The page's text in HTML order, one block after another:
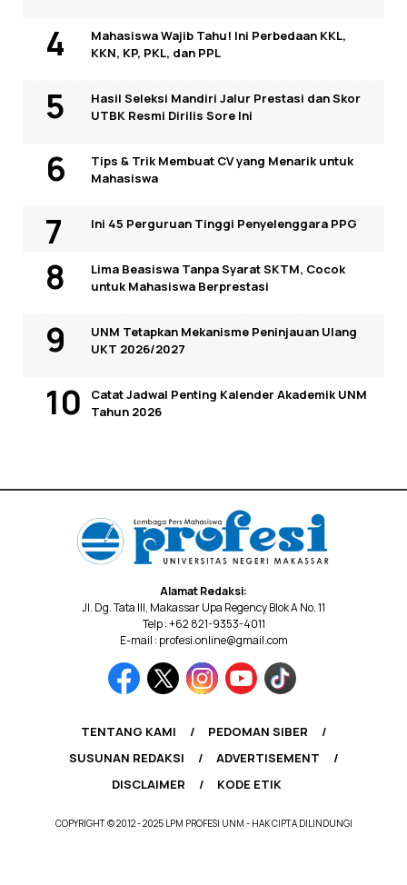
Mahasiswa Wajib Tahu! Ini Perbedaan KKL,
KKN, KP, PKL, dan PPL
Hasil Seleksi Mandiri Jalur Prestasi dan Skor
UTBK Resmi Dirilis Sore Ini
Tips & Trik Membuat CV yang Menarik untuk
Mahasiswa
Ini 45 Perguruan Tinggi Penyelenggara PPG
Lima Beasiswa Tanpa Syarat SKTM, Cocok
untuk Mahasiswa Berprestasi
UNM Tetapkan Mekanisme Peninjauan Ulang
UKT 2026/2027
Catat Jadwal Penting Kalender Akademik UNM
Tahun 2026
Alamat Redaksi:
Jl. Dg. Tata III, Makassar Upa Regency Blok A No. 11
Telp : +62 821-9353-4011
E-mail : profesi.online@gmail.com
TENTANG KAMI
PEDOMAN SIBER
SUSUNAN REDAKSI
ADVERTISEMENT
DISCLAIMER
KODE ETIK
COPYRIGHT © 2012 - 2025 LPM PROFESI UNM - HAK CIPTA DILINDUNGI